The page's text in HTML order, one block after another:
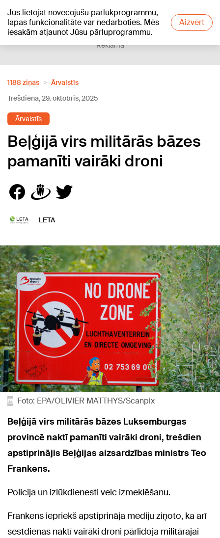
Jūs lietojat novecojušu pārlūkprogrammu,
lapas funkcionalitāte var nedarboties. Mēs
iesakām atjaunot Jūsu pārluprogrammu.
Aizvērt
+20°C
Reklāma
1188 ziņas
Ārvalstīs
Trešdiena, 29. oktobris, 2025
Ārvalstīs
Beļģijā virs militārās bāzes
pamanīti vairāki droni
LETA
Foto: EPA/OLIVIER MATTHYS/Scanpix
Beļģijā virs militārās bāzes Luksemburgas
provincē naktī pamanīti vairāki droni, trešdien
apstiprinājis Beļģijas aizsardzības ministrs Teo
Frankens.
Policija un izlūkdienesti veic izmeklēšanu.
Frankens iepriekš apstiprināja mediju ziņoto, ka arī
sestdienas naktī vairāki droni pārlidoja militārajai